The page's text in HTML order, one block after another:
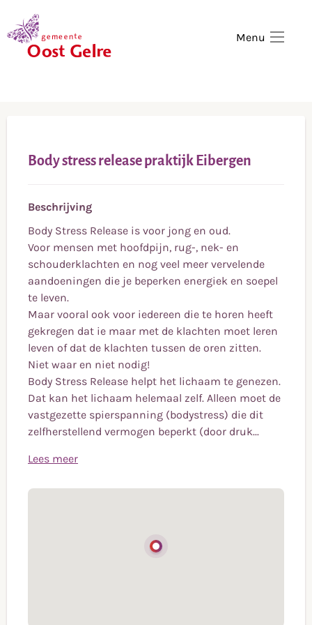
Menu
Body stress release praktijk Eibergen
Beschrijving
Body Stress Release is voor jong en oud.
Voor mensen met hoofdpijn, rug-, nek- en
schouderklachten en nog veel meer vervelende
aandoeningen die je beperken energiek en soepel
te leven.
Maar vooral ook voor iedereen die te horen heeft
gekregen dat ie maar met de klachten moet leren
leven of dat de klachten tussen de oren zitten.
Niet waar en niet nodig!
Body Stress Release helpt het lichaam te genezen.
Dat kan het lichaam helemaal zelf. Alleen moet de
vastgezette spierspanning (bodystress) die dit
zelfherstellend vermogen beperkt (door druk...
Lees meer
Voor mensen met hoofdpijn, rug-, nek- en
Maar vooral ook voor iedereen die te horen heeft